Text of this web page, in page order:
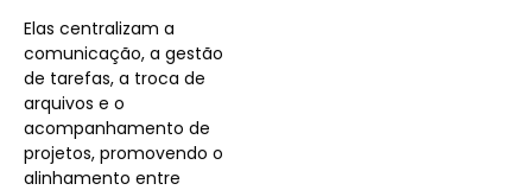
Elas centralizam a
comunicação, a gestão
de tarefas, a troca de
arquivos e o
acompanhamento de
projetos, promovendo o
alinhamento entre